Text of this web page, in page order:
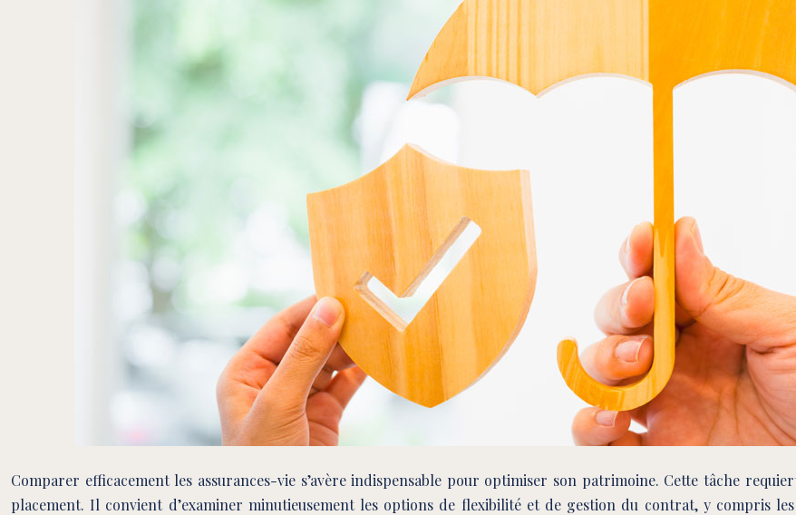
Comparer efficacement les assurances-vie s’avère indispensable pour optimiser son patrimoine. Cette tâche
placement. Il convient d’examiner minutieusement les options de flexibilité et de gestion du contrat, y compris